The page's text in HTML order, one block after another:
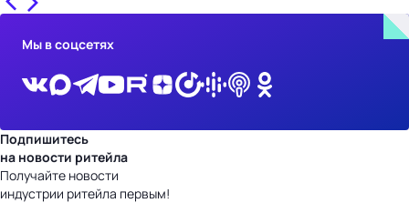
Мы в соцсетях
Подпишитесь
на новости ритейла
Получайте новости
индустрии ритейла первым!